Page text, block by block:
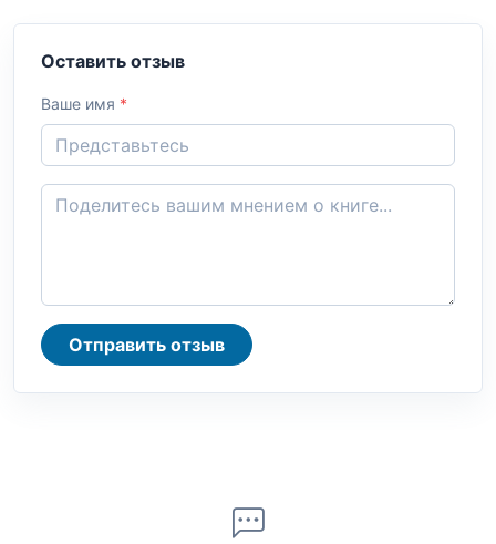
Оставить отзыв
Ваше имя *
Отправить отзыв